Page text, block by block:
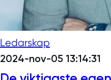
Ledarskap
2024-nov-05 13:14:31